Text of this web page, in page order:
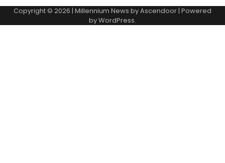
Copyright © 2026 | Millennium News byAscendoor | Powered
byWordPress.